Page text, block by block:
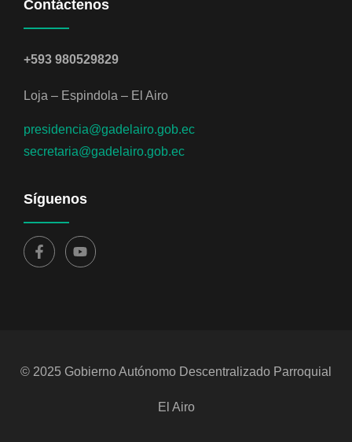
Contáctenos
+593 980529829
Loja – Espindola – El Airo
presidencia@gadelairo.gob.ec
secretaria@gadelairo.gob.ec
Síguenos
© 2025 Gobierno Autónomo Descentralizado Parroquial
El Airo